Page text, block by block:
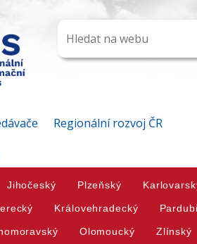
Regionální rozvoj ČR
Jihočeský Plzeňský
Královehradecký
Olomoucký Zlínský